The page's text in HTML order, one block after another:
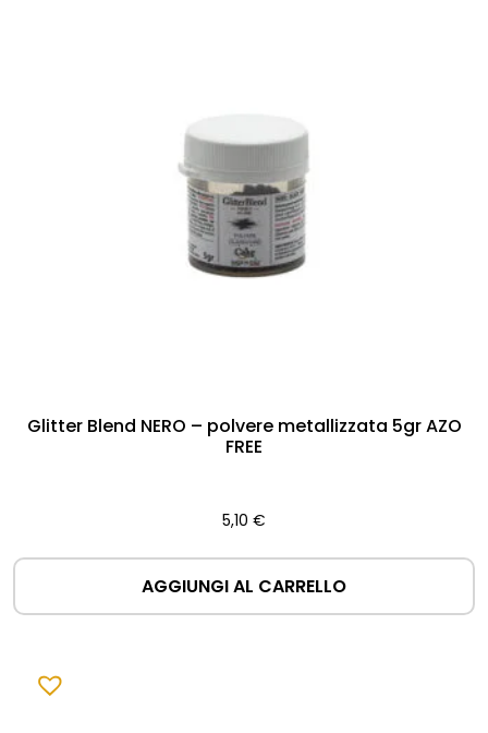
Glitter Blend NERO – polvere metallizzata 5gr AZO
FREE
5,10 €
AGGIUNGI AL CARRELLO